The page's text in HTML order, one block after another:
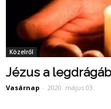
Közelről
Jézus a
Vasárnap - 2020. május 03.